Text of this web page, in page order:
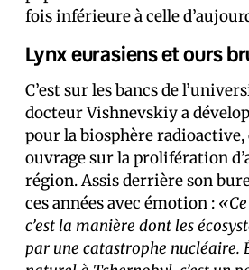
fois inférieure à celle
Lynx eurasiens et ours
C’est sur les bancs de
docteur Vishnevskiy a
pour la biosphère
ouvrage sur la prolifération
région. Assis derrière son
ces années avec émotion :
c’est la manière dont les
par une catastrophe nucléaire.